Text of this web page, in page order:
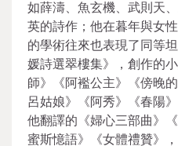
如薛濤、魚玄機、武則天
英的詩作；他在暮年與女
的學術往來也表現了同等
媛詩選翠樓集》，創作的
師》《阿襤公主》《傍晚
呂姑娘》《阿秀》《春陽
他翻譯的《婦心三部曲》
蜜斯憶語》《女體禮贊》